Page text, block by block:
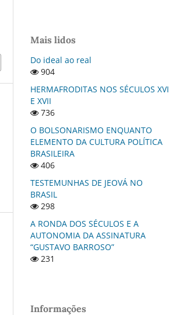
Mais lidos
Do ideal ao real
904
HERMAFRODITAS NOS SÉCULOS XVI
E XVII
736
O BOLSONARISMO ENQUANTO
ELEMENTO DA CULTURA POLÍTICA
BRASILEIRA
406
TESTEMUNHAS DE JEOVÁ NO
BRASIL
298
A RONDA DOS SÉCULOS E A
AUTONOMIA DA ASSINATURA
“GUSTAVO BARROSO”
231
Informações